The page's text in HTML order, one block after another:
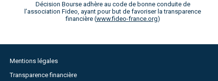
Décision Bourse adhère au code de bonne conduite de
l’association Fideo, ayant pour but de favoriser la transparence
financière (www.fideo-france.org)
Mentions légales
Transparence financière